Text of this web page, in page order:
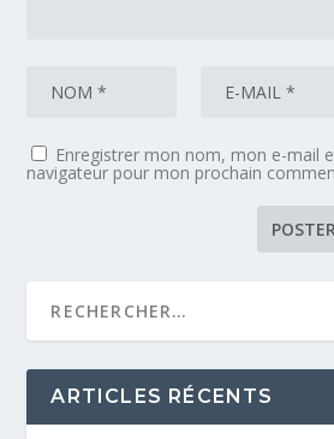
Enregistrer mon nom, mon e-mail
navigateur pour mon prochain
ARTICLES RÉCENTS